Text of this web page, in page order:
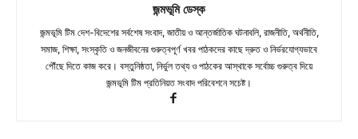
জন্মভূমি ডেস্ক
জন্মভূমি টিম দেশ-বিদেশের সর্বশেষ সংবাদ, জাতীয় ও আন্তর্জাতিক ঘটনাবলি, রাজনীতি, অর্থনীতি,
সমাজ, শিক্ষা, সংস্কৃতি ও জনজীবনের গুরুত্বপূর্ণ খবর পাঠকদের কাছে দ্রুত ও নির্ভরযোগ্যভাবে
পৌঁছে দিতে কাজ করে। বস্তুনিষ্ঠতা, নির্ভুল তথ্য ও পাঠকের আস্থাকে সর্বোচ্চ গুরুত্ব দিয়ে
জন্মভূমি টিম প্রতিনিয়ত সংবাদ পরিবেশনে সচেষ্ট।